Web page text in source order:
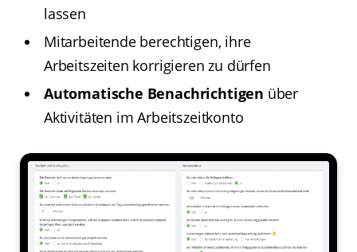
lassen
Mitarbeitende berechtigen, ihre
Arbeitszeiten korrigieren zu dürfen
Automatische Benachrichtigen über
Aktivitäten im Arbeitszeitkonto